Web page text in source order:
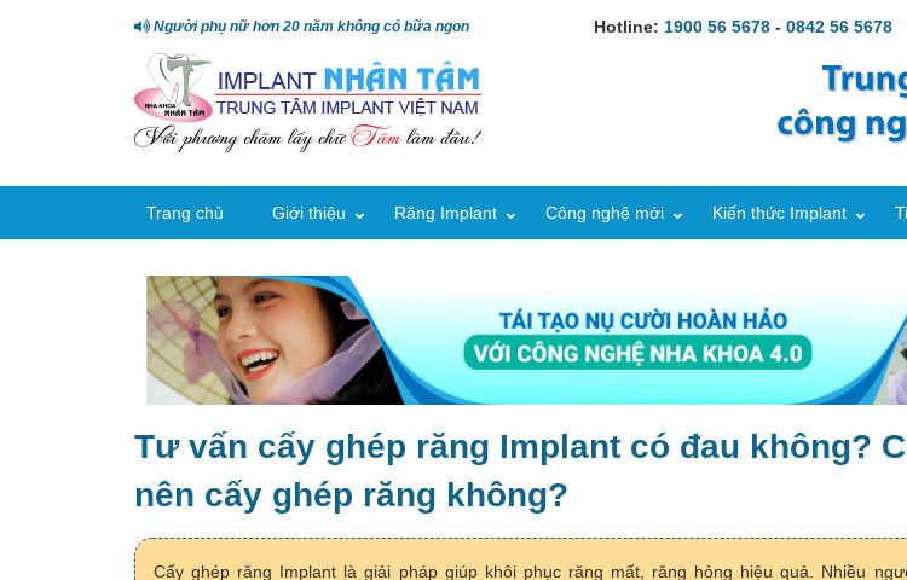
Người phụ nữ hơn 20 năm không có bữa ngon Hotline: 1900 56 5678 -0842 56 5678
Trang chủ Giới thiệu Răng Implant Công nghệ mới Kiến thức Implant
Tư vấn cấy ghép răng Implant có đau không?
nên cấy ghép răng không?
Cấy ghép răng Implant là giải pháp giúp khôi phục răng mất, răng hỏng hiệu quả. Nhiều